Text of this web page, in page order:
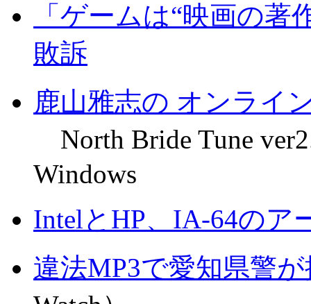
「ゲームは“映画の
敗訴
鹿山雅志の オンライ
North Bride Tune
Windows
IntelとHP、IA-64のア
違法MP3で愛知県警